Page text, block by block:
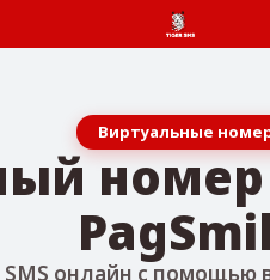
Виртуальные
онлайн с помощью